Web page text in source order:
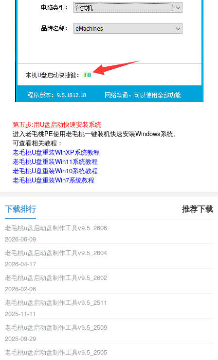
第五步:用U盘启动快速安装系统
进入老毛桃PE使用老毛桃一键装机快速安装Windows系统。
可查看相关教程：
老毛桃U盘重装WinXP系统教程
老毛桃U盘重装Win11系统教程
老毛桃U盘重装Win10系统教程
老毛桃U盘重装Win7系统教程
下载排行 推荐下载
老毛桃u盘启动盘制作工具v9.5_2606
2026-06-09
老毛桃u盘启动盘制作工具v9.5_2604
2026-04-17
老毛桃u盘启动盘制作工具v9.5_2602
2026-02-06
老毛桃u盘启动盘制作工具v9.5_2511
2025-11-11
老毛桃u盘启动盘制作工具v9.5_2509
2025-09-29
老毛桃u盘启动盘制作工具v9.5_2505